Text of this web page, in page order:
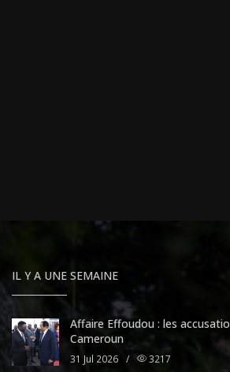
IL Y A UNE SEMAINE
Affaire Effoudou : les
Cameroun
31 Jul 2026 / 3217